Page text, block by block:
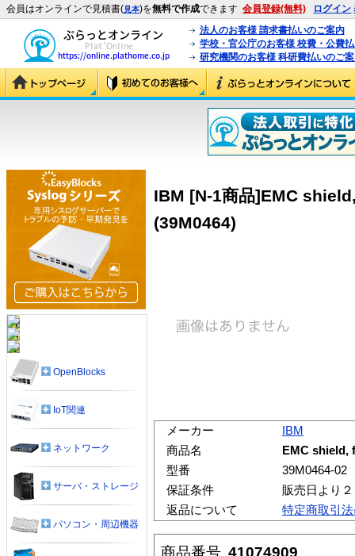
会員はオンラインで見積書(見本)を無料で作成できます 会員登録(無料) ログイン
法人のお客様 請求書払いのご案内
学校・官公庁のお客様 校費・公費
研究機関のお客様 科研費払いのご
IBM [N-1商品]EMC
(39M0464)
メーカー
IBM
商品名
EMC shield,
型番
39M0464-02
保証条件
販売日より
返品について
特定商取引
商品番号 41074909
OpenBlocks
IoT関連
ネットワーク
サーバ・ストレージ
パソコン・周辺機器